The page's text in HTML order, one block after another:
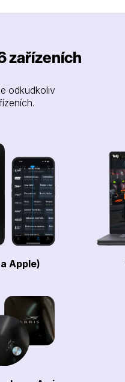
zařízeních
odkudkoliv
Apple)